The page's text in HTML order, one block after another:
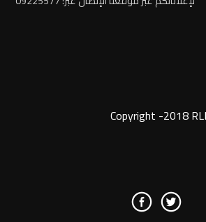
Copyright -2018